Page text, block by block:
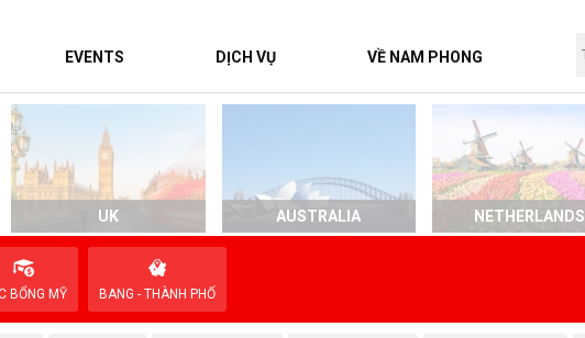
EVENTS DỊCH VỤ VỀ NAM PHONG
UK AUSTRALIA NETHERLANDS
BỔNG MỸ BANG - THÀNH PHỐ